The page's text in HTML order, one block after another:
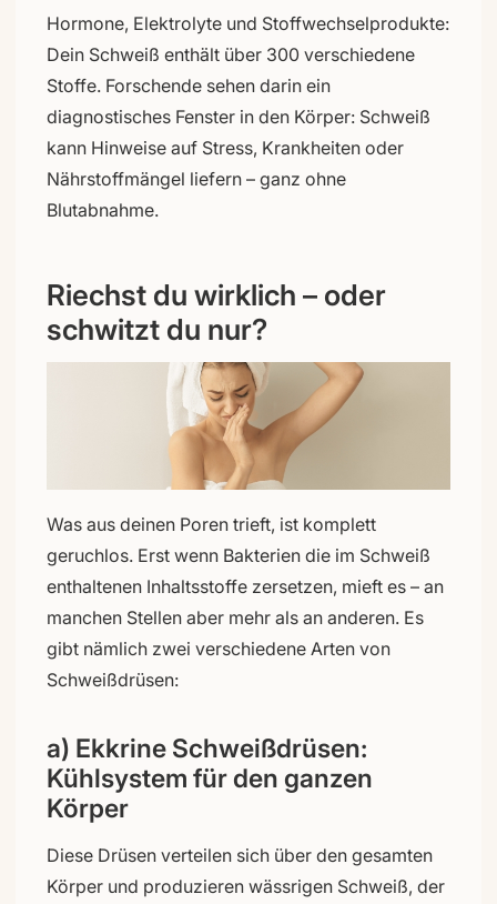
Hormone, Elektrolyte und Stoffwechselprodukte:
Dein Schweiß enthält über 300 verschiedene
Stoffe. Forschende sehen darin ein
diagnostisches Fenster in den Körper: Schweiß
kann Hinweise auf Stress, Krankheiten oder
Nährstoffmängel liefern – ganz ohne
Blutabnahme.
Riechst du wirklich – oder
schwitzt du nur?
Was aus deinen Poren trieft, ist komplett
geruchlos. Erst wenn Bakterien die im Schweiß
enthaltenen Inhaltsstoffe zersetzen, mieft es – an
manchen Stellen aber mehr als an anderen. Es
gibt nämlich zwei verschiedene Arten von
Schweißdrüsen:
a) Ekkrine Schweißdrüsen:
Kühlsystem für den ganzen
Körper
Diese Drüsen verteilen sich über den gesamten
Körper und produzieren wässrigen Schweiß, der